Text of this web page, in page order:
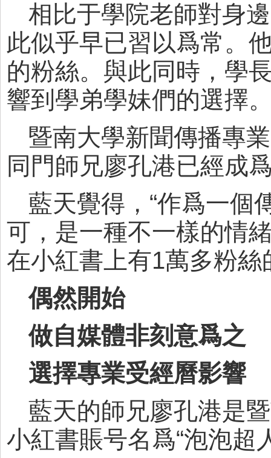
相比于學院老師對身
此似乎早已習以爲常。
的粉絲。與此同時，學
響到學弟學妹們的選擇
暨南大學新聞傳播專
同門師兄廖孔港已經成
藍天覺得，“作爲一個
可，是一種不一樣的情
在小紅書上有1萬多粉絲
偶然開始
做自媒體非刻意爲之
選擇專業受經曆影響
藍天的師兄廖孔港是
小紅書賬号名爲“泡泡超